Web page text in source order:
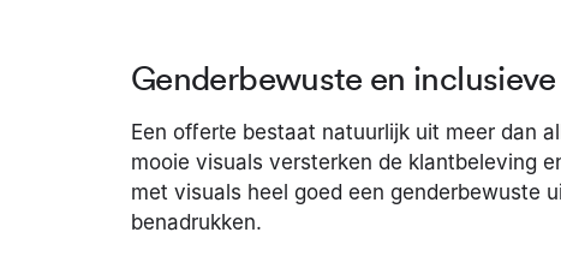
Genderbewuste en
Een offerte bestaat natuurlijk uit meer dan
mooie visuals versterken de klantbeleving
met visuals heel goed een genderbewuste
benadrukken.